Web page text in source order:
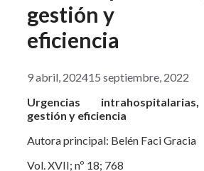
gestión y
eficiencia
9 abril, 202415 septiembre, 2022
Urgencias intrahospitalarias,
gestión y eficiencia
Autora principal: Belén Faci Gracia
Vol. XVII; nº 18; 768